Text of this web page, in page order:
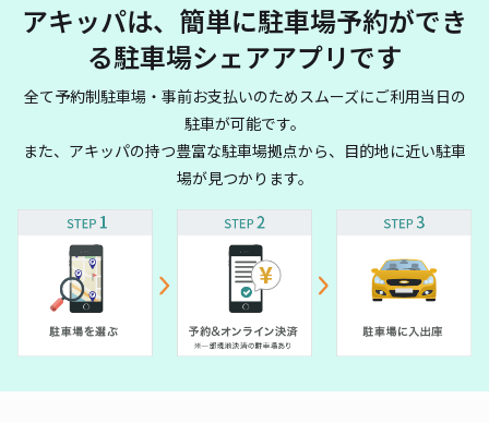
アキッパは、簡単に駐車場予約ができ
る駐車場シェアアプリです
全て予約制駐車場・事前お支払いのためスムーズにご利用当日の
駐車が可能です。
また、アキッパの持つ豊富な駐車場拠点から、目的地に近い駐車
場が見つかります。